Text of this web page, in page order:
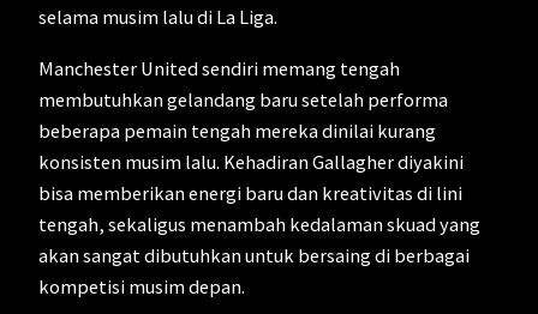
selama musim lalu di La Liga.
Manchester United sendiri memang tengah
membutuhkan gelandang baru setelah performa
beberapa pemain tengah mereka dinilai kurang
konsisten musim lalu. Kehadiran Gallagher diyakini
bisa memberikan energi baru dan kreativitas di lini
tengah, sekaligus menambah kedalaman skuad yang
akan sangat dibutuhkan untuk bersaing di berbagai
kompetisi musim depan.